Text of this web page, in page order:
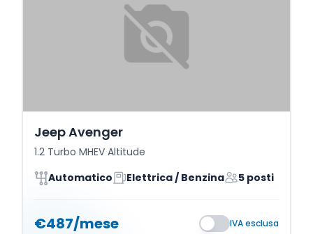
Jeep Avenger
1.2 Turbo MHEV Altitude
Automatico
Elettrica / Benzina 5 posti
€487/mese IVA esclusa